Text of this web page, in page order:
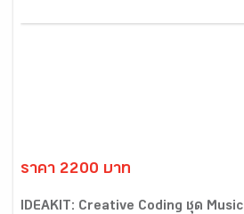
ราคา 2200 บาท
IDEAKIT: Creative Coding ชุด Music